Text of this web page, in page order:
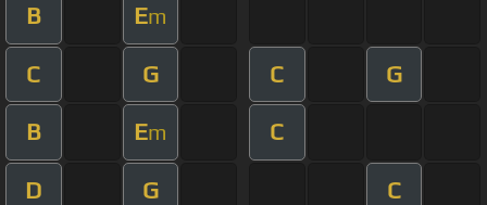
B Em
C G C G
B Em C
D G C